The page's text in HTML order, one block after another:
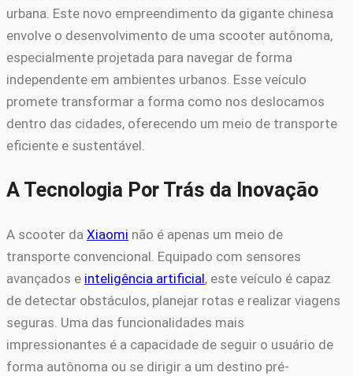
urbana. Este novo empreendimento da gigante chinesa
envolve o desenvolvimento de uma scooter autônoma,
especialmente projetada para navegar de forma
independente em ambientes urbanos. Esse veículo
promete transformar a forma como nos deslocamos
dentro das cidades, oferecendo um meio de transporte
eficiente e sustentável.
A Tecnologia Por Trás da Inovação
A scooter da Xiaomi não é apenas um meio de
transporte convencional. Equipado com sensores
avançados e inteligência artificial, este veículo é capaz
de detectar obstáculos, planejar rotas e realizar viagens
seguras. Uma das funcionalidades mais
impressionantes é a capacidade de seguir o usuário de
forma autônoma ou se dirigir a um destino pré-